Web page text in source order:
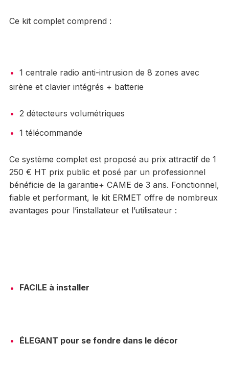
Ce kit complet comprend :
1 centrale radio anti-intrusion de 8 zones avec
sirène et clavier intégrés + batterie
2 détecteurs volumétriques
1 télécommande
Ce système complet est proposé au prix attractif de 1
250 € HT prix public et posé par un professionnel
bénéficie de la garantie+ CAME de 3 ans. Fonctionnel,
fiable et performant, le kit ERMET offre de nombreux
avantages pour l’installateur et l’utilisateur :
FACILE à installer
ÉLEGANT pour se fondre dans le décor